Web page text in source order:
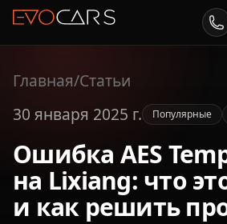
Главная/Статьи
30 января 2025 г.
Популярные
Ошибка AES
на Lixiang: что
и как решить